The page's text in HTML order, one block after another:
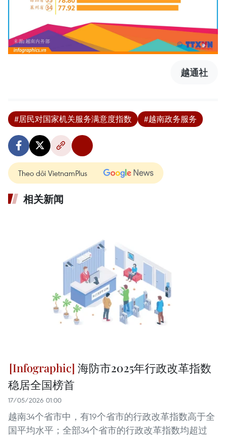
越通社
#居民对国家机关服务满意度指数 #越南政务服务
Theo dõi VietnamPlus
相关新闻
海防市2025年行政改革指数
稳居全国榜首
17/05/2026 01:00
越南34个省市中，有19个省市的行政改革指数高于全
国平均水平；全部34个省市的行政改革指数均超过